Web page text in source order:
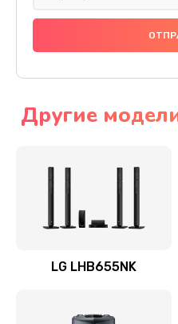
Ремонт / замена
Другие
LG LHB655NK